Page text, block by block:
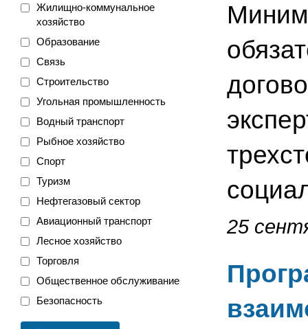
Жилищно-коммунальное
хозяйство
Образование
Связь
Строительство
Угольная промышленность
Водный транспорт
Рыбное хозяйство
Спорт
Туризм
Нефтегазовый сектор
Авиационный транспорт
Лесное хозяйство
Торговля
Общественное обслуживание
Безопасность
25